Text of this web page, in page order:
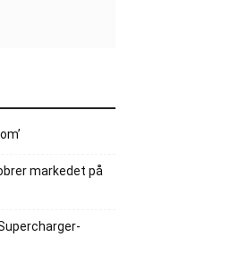
markedet på